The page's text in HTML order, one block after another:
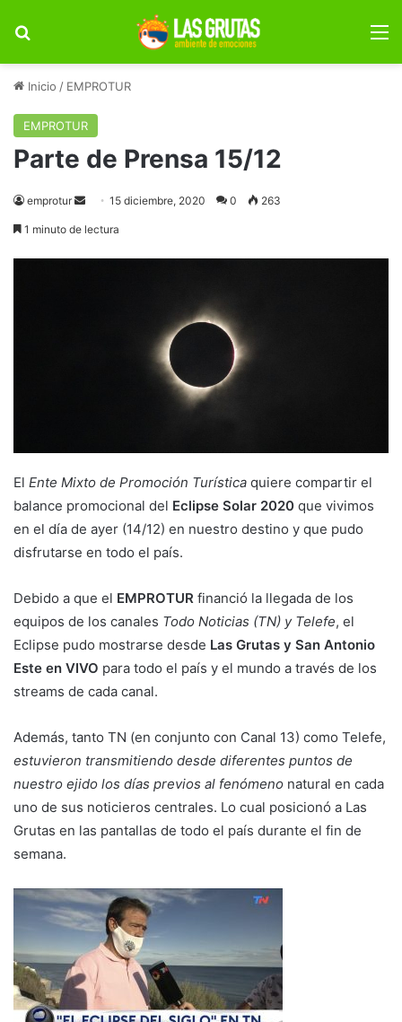
Inicio / EMPROTUR
EMPROTUR
Parte de Prensa 15/12
emprotur
Send15 diciembre, 2020 0 263
1 minuto de lectura
El Ente Mixto de Promoción Turística quiere compartir el
balance promocional del Eclipse Solar 2020 que vivimos
en el día de ayer (14/12) en nuestro destino y que pudo
disfrutarse en todo el país.
Debido a que el EMPROTUR financió la llegada de los
equipos de los canales Todo Noticias (TN) y Telefe, el
Eclipse pudo mostrarse desde Las Grutas y San Antonio
Este en VIVO para todo el país y el mundo a través de los
streams de cada canal.
Además, tanto TN (en conjunto con Canal 13) como Telefe,
estuvieron transmitiendo desde diferentes puntos de
nuestro ejido los días previos al fenómeno natural en cada
uno de sus noticieros centrales. Lo cual posicionó a Las
Grutas en las pantallas de todo el país durante el fin de
semana.